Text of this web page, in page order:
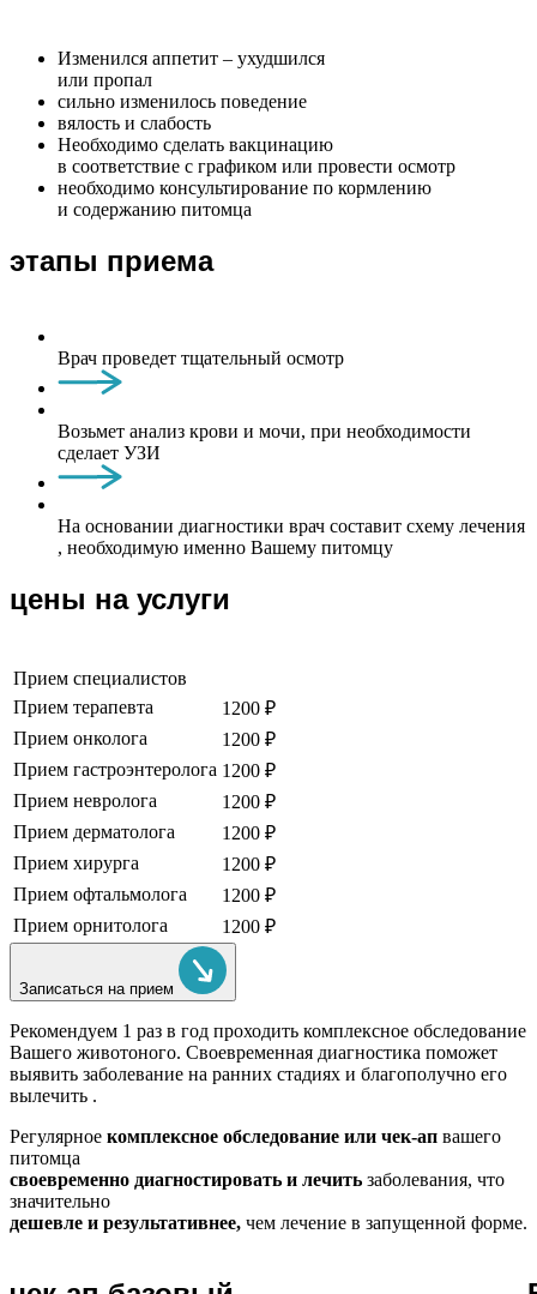
Изменился аппетит – ухудшился
или пропал
сильно изменилось поведение
вялость и слабость
Необходимо сделать вакцинацию
в соответствие с графиком или провести осмотр
необходимо консультирование по кормлению
и содержанию питомца
этапы приема
Врач проведет тщательный осмотр
Возьмет анализ крови и мочи, при необходимости
сделает УЗИ
На основании диагностики врач составит схему лечения
, необходимую именно Вашему питомцу
цены на услуги
Прием специалистов
Прием терапевта
1200 ₽
Прием онколога
1200 ₽
Прием гастроэнтеролога 1200 ₽
Прием невролога
1200 ₽
Прием дерматолога
1200 ₽
Прием хирурга
1200 ₽
Прием офтальмолога
1200 ₽
Прием орнитолога
1200 ₽
Записаться на прием
Рекомендуем 1 раз в год проходить комплексное обследование
Вашего животоного. Своевременная диагностика поможет
выявить заболевание на ранних стадиях и благополучно его
вылечить .
Регулярное комплексное обследование или чек-ап вашего
питомца
своевременно диагностировать и лечить заболевания, что
значительно
дешевле и результативнее, чем лечение в запущенной форме.